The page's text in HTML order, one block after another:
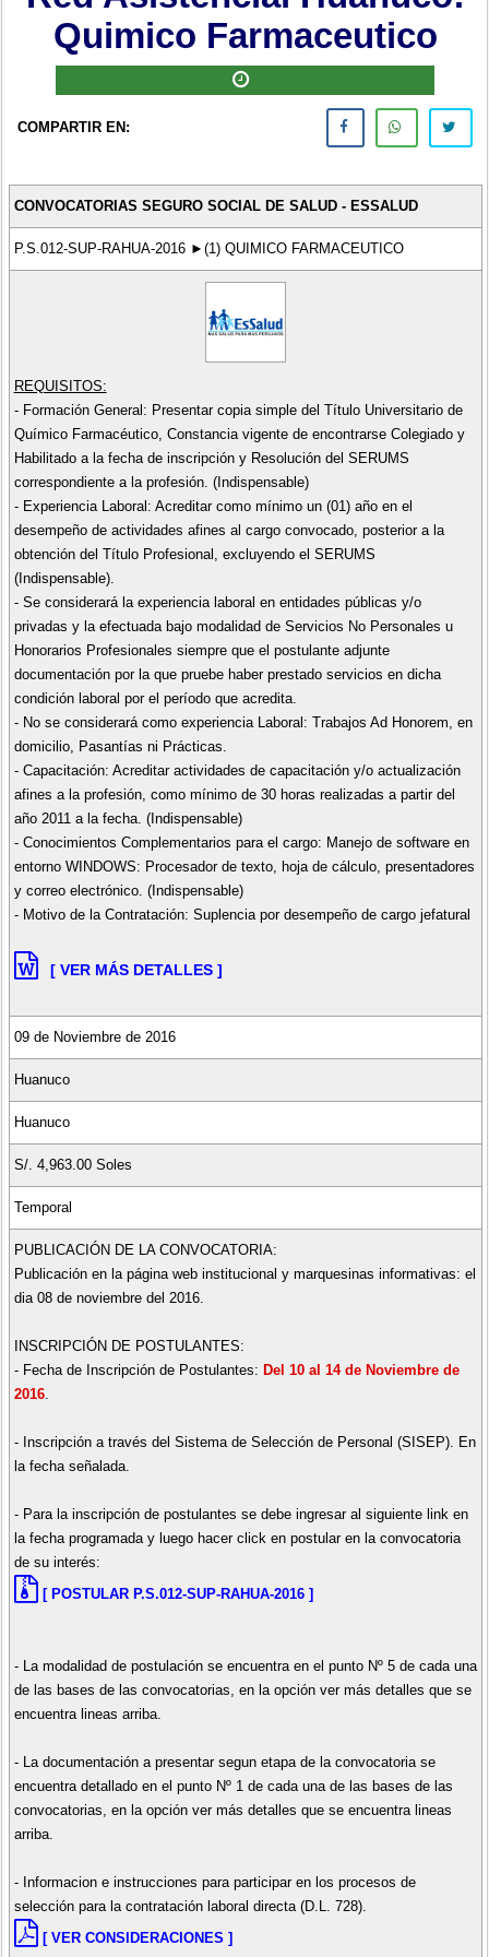
Quimico Farmaceutico
COMPARTIR EN:
CONVOCATORIAS SEGURO SOCIAL DE SALUD - ESSALUD
P.S.012-SUP-RAHUA-2016 ►(1) QUIMICO FARMACEUTICO
REQUISITOS:
- Formación General: Presentar copia simple del Título Universitario de
Químico Farmacéutico, Constancia vigente de encontrarse Colegiado y
Habilitado a la fecha de inscripción y Resolución del SERUMS
correspondiente a la profesión. (Indispensable)
- Experiencia Laboral: Acreditar como mínimo un (01) año en el
desempeño de actividades afines al cargo convocado, posterior a la
obtención del Título Profesional, excluyendo el SERUMS
(Indispensable).
- Se considerará la experiencia laboral en entidades públicas y/o
privadas y la efectuada bajo modalidad de Servicios No Personales u
Honorarios Profesionales siempre que el postulante adjunte
documentación por la que pruebe haber prestado servicios en dicha
condición laboral por el período que acredita.
- No se considerará como experiencia Laboral: Trabajos Ad Honorem, en
domicilio, Pasantías ni Prácticas.
- Capacitación: Acreditar actividades de capacitación y/o actualización
afines a la profesión, como mínimo de 30 horas realizadas a partir del
año 2011 a la fecha. (Indispensable)
- Conocimientos Complementarios para el cargo: Manejo de software en
entorno WINDOWS: Procesador de texto, hoja de cálculo, presentadores
y correo electrónico. (Indispensable)
- Motivo de la Contratación: Suplencia por desempeño de cargo jefatural
[ VER MÁS DETALLES ]
09 de Noviembre de 2016
Huanuco
Huanuco
S/. 4,963.00 Soles
Temporal
PUBLICACIÓN DE LA CONVOCATORIA:
Publicación en la página web institucional y marquesinas informativas: el
dia 08 de noviembre del 2016.
INSCRIPCIÓN DE POSTULANTES:
- Fecha de Inscripción de Postulantes: Del 10 al 14 de Noviembre de
2016.
- Inscripción a través del Sistema de Selección de Personal (SISEP). En
la fecha señalada.
- Para la inscripción de postulantes se debe ingresar al siguiente link en
la fecha programada y luego hacer click en postular en la convocatoria
de su interés:
[ POSTULAR P.S.012-SUP-RAHUA-2016 ]
- La modalidad de postulación se encuentra en el punto Nº 5 de cada una
de las bases de las convocatorias, en la opción ver más detalles que se
encuentra lineas arriba.
- La documentación a presentar segun etapa de la convocatoria se
encuentra detallado en el punto Nº 1 de cada una de las bases de las
convocatorias, en la opción ver más detalles que se encuentra lineas
arriba.
- Informacion e instrucciones para participar en los procesos de
selección para la contratación laboral directa (D.L. 728).
[ VER CONSIDERACIONES ]